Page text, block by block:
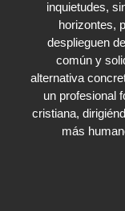
inquietudes,
horizontes,
desplieguen
común y
alternativa
un profesional
cristiana,
más